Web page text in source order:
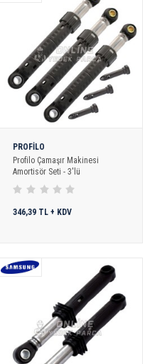
PROFİLO
Profilo Çamaşır Makinesi
Amortisör Seti - 3'lü
346,39 TL + KDV